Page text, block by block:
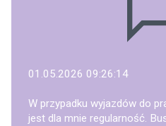
01.05.2026 09:26:14
W przypadku wyjazdów do
jest dla mnie regularność.